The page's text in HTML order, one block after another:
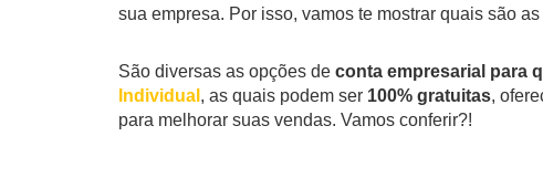
sua empresa. Por isso, vamos te mostrar quais são as
São diversas as opções de conta empresarial para
Individual , as quais podem ser 100% gratuitas,
para melhorar suas vendas. Vamos conferir?!